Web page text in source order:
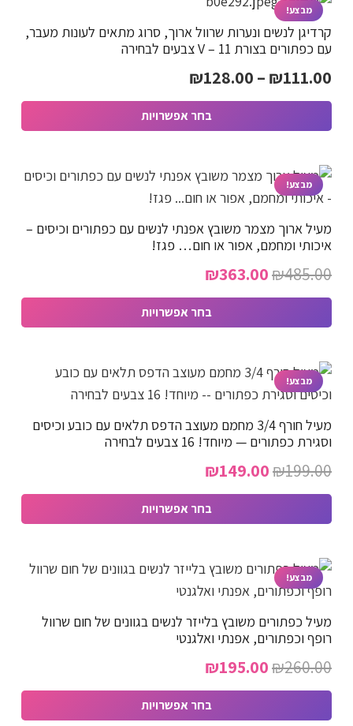
מבצע!
קרדיגן לנשים ונערות שרוול ארוך, סרוג מתאים לעונות מעבר,
עם כפתורים בצורת V – 11 צבעים לבחירה
₪111.00
–
₪128.00
מחירים:
בחר אפשרויות
זה
יש
מספר
סוגים.
ניתן
לבחור
את
המוצר
מבצע!
מעיל ארוך מצמר משובץ אפנתי לנשים עם כפתורים וכיסים –
איכותי ומחמם, אפור או חום… פגז!
₪485.00
המחיר
המקורי
₪363.00
הנוכחי
הוא:
בחר אפשרויות
זה
יש
מספר
סוגים.
ניתן
לבחור
את
המוצר
מבצע!
מעיל חורף 3/4 מחמם מעוצב הדפס תלאים עם כובע וכיסים
וסגירת כפתורים — מיוחד! 16 צבעים לבחירה
₪199.00
המחיר
המקורי
₪149.00
הנוכחי
הוא:
בחר אפשרויות
זה
יש
מספר
סוגים.
ניתן
לבחור
את
מבצע!
מעיל כפתורים משובץ בלייזר לנשים בגוונים של חום שרוול
רופף וכפתורים, אפנתי ואלגנטי
₪260.00
המחיר
המקורי
₪195.00
הנוכחי
הוא:
בחר אפשרויות